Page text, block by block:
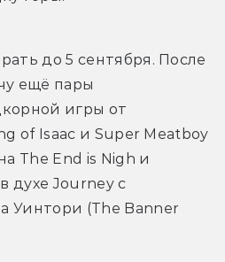
до 5 сентября. После
ещё пары
игры от
of Isaac и Super Meatboy
The End is Nigh и
духе Journey с
Уинтори (The Banner